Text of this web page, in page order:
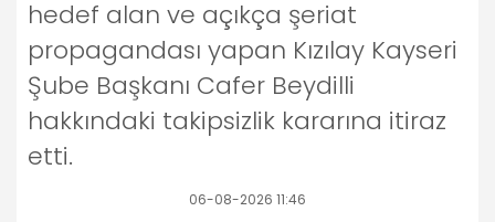
hedef alan ve açıkça şeriat
propagandası yapan Kızılay Kayseri
Şube Başkanı Cafer Beydilli
hakkındaki takipsizlik kararına itiraz
etti.
06-08-2026 11:46